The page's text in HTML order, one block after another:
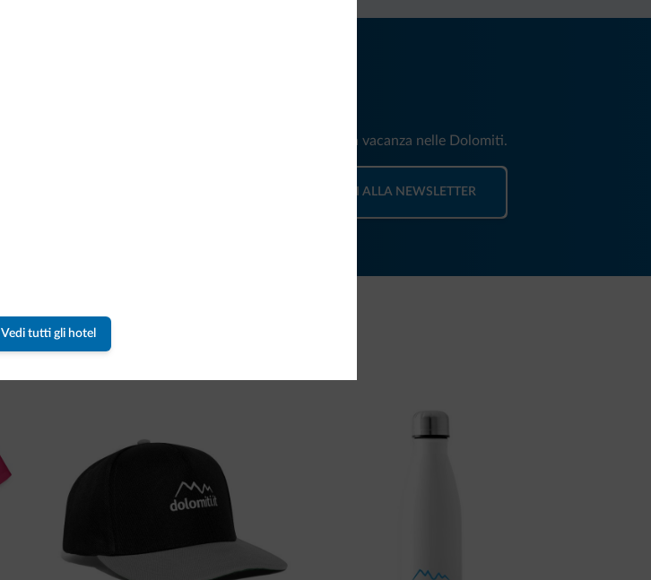
Vedi tutti gli hotel
Riceverai informazioni, offerte esclusive e news per la tua vacanza nelle Dolomiti.
ISCRIVITI ALLA NEWSLETTER